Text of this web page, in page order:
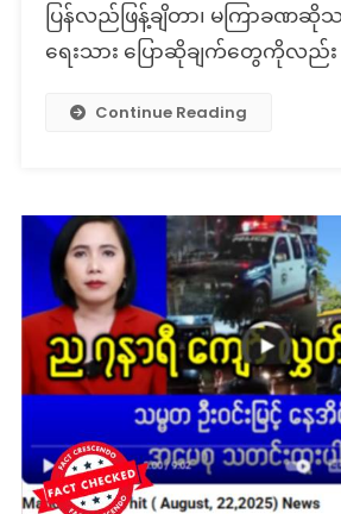
ပြန်လည်ဖြန့်ချိတာ၊ မကြာခဏ
ရေးသား ပြောဆိုချက်တွေကိုလည်း
Continue Reading